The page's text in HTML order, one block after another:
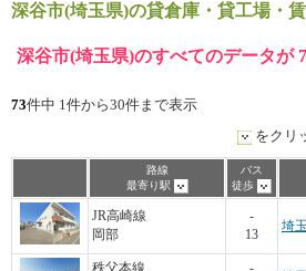
深谷市(埼玉県)の貸倉庫・貸工場・
深谷市(埼玉県)のすべてのデータが
73件中 1件から30件まで表示
をクリ
路線
最寄り駅
バス
徒歩
JR高崎線
岡部
-
13
埼